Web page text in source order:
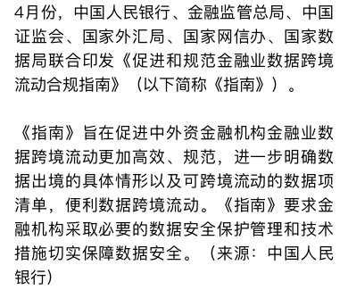
4月份，中国人民银行、金融监管总局、中国
证监会、国家外汇局、国家网信办、国家数
据局联合印发《促进和规范金融业数据跨境
流动合规指南》（以下简称《指南》）。
《指南》旨在促进中外资金融机构金融业数
据跨境流动更加高效、规范，进一步明确数
据出境的具体情形以及可跨境流动的数据项
清单，便利数据跨境流动。《指南》要求金
融机构采取必要的数据安全保护管理和技术
措施切实保障数据安全。（来源：中国人民
银行）